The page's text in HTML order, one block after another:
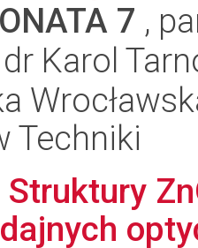
7 ,
Karol
Techniki